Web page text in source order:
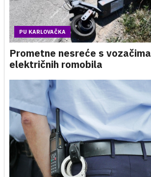
PU KARLOVAČKA
Prometne nesreće s vozačima
električnih romobila